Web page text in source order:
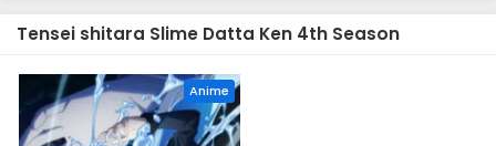
Tensei shitara Slime Datta Ken 4th Season
Anime